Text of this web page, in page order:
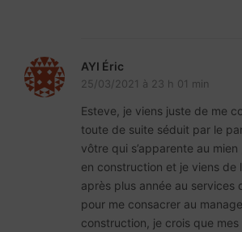
AYI Éric
25/03/2021 à 23 h 01 min
Esteve, je viens juste de me
toute de suite séduit par le
vôtre qui s’apparente au
en construction et je viens de
après plus année au services
pour me consacrer au
construction, je crois que mes